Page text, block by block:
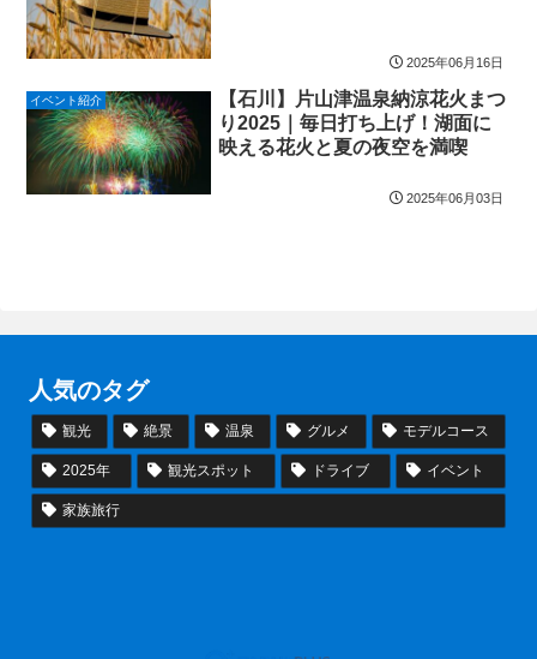
2025年06月16日
イベント紹介
【石川】片山津温泉納涼花火まつ
り2025｜毎日打ち上げ！湖面に
映える花火と夏の夜空を満喫
2025年06月03日
人気のタグ
観光 絶景 温泉 グルメ モデルコース
2025年 観光スポット ドライブ イベント
家族旅行